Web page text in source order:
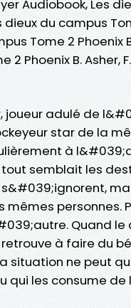
Audiobook, Les
dieux du campus
Tome 2 Phoenix
2 Phoenix B.
joueur adulé de
star de la
à
semblait les
mêmes personnes.
Quand
à faire du
situation ne peut
qui les consume